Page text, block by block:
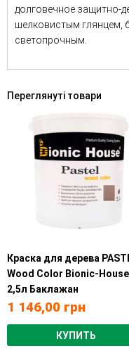
долговечное защитно-
шелковистым глянцем,
светопрочным.
Переглянуті товари
Краска для дерева
Wood Color Bionic-House
2,5л Баклажан
1 146,00 грн
КУПИТЬ